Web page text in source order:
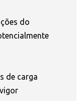
do
de carga